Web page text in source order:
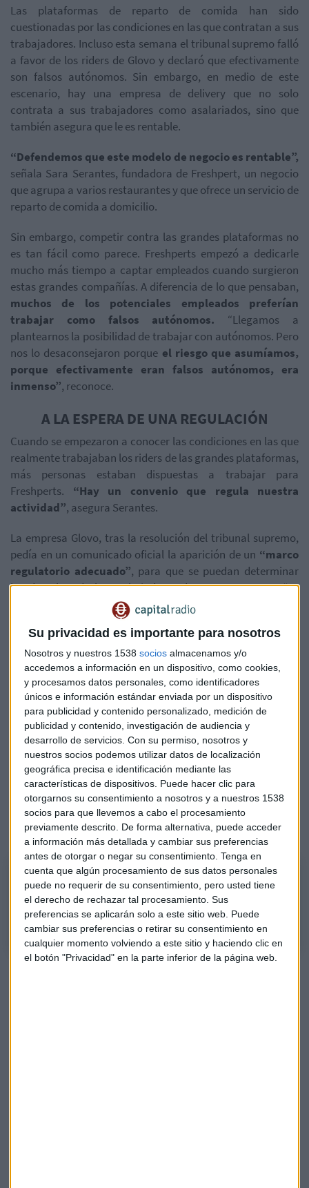
Su privacidad es importante para nosotros
Nosotros y nuestros 1538 socios almacenamos y/o
accedemos a información en un dispositivo, como cookies,
y procesamos datos personales, como identificadores
únicos e información estándar enviada por un dispositivo
para publicidad y contenido personalizado, medición de
publicidad y contenido, investigación de audiencia y
desarrollo de servicios. Con su permiso, nosotros y
nuestros socios podemos utilizar datos de localización
geográfica precisa e identificación mediante las
características de dispositivos. Puede hacer clic para
otorgarnos su consentimiento a nosotros y a nuestros 1538
socios para que llevemos a cabo el procesamiento
previamente descrito. De forma alternativa, puede acceder
a información más detallada y cambiar sus preferencias
antes de otorgar o negar su consentimiento. Tenga en
cuenta que algún procesamiento de sus datos personales
puede no requerir de su consentimiento, pero usted tiene
el derecho de rechazar tal procesamiento. Sus
preferencias se aplicarán solo a este sitio web. Puede
cambiar sus preferencias o retirar su consentimiento en
cualquier momento volviendo a este sitio y haciendo clic en
el botón "Privacidad" en la parte inferior de la página web.
Las plataformas de reparto de comida han sido
cuestionadas por las condiciones en las que contratan a sus
trabajadores. Incluso esta semana el tribunal supremo falló
a favor de los riders de Glovo y declaró que efectivamente
son falsos autónomos. Sin embargo, en medio de este
escenario, hay una empresa de delivery que no solo
contrata a sus trabajadores como asalariados, sino que
también asegura que le es rentable.
“Defendemos que este modelo de negocio es rentable”,
señala Sara Serantes, fundadora de Freshpert, un negocio
que agrupa a varios restaurantes y que ofrece un servicio de
reparto de comida a domicilio.
Sin embargo, competir contra las grandes plataformas no
es tan fácil como parece. Freshperts empezó a dedicarle
mucho más tiempo a captar empleados cuando surgieron
estas grandes compañías. A diferencia de lo que pensaban,
muchos de los potenciales empleados preferían
trabajar como falsos autónomos. “Llegamos a
plantearnos la posibilidad de trabajar con autónomos. Pero
nos lo desaconsejaron porque el riesgo que asumíamos,
porque efectivamente eran falsos autónomos, era
inmenso”, reconoce.
A LA ESPERA DE UNA REGULACIÓN
Cuando se empezaron a conocer las condiciones en las que
realmente trabajaban los riders de las grandes plataformas,
más personas estaban dispuestas a trabajar para
Freshperts. “Hay un convenio que regula nuestra
actividad”, asegura Serantes.
La empresa Glovo, tras la resolución del tribunal supremo,
pedía en un comunicado oficial la aparición de un “marco
regulatorio adecuado”, para que se puedan determinar
los derechos de los trabajadores de estas empresas. “Es
imprescindible que se regule esta situación”. afirmó Sara.
Freshperts cuenta con una flota de 17 motos de la propia
empresa, consta de sus propios uniformes, mochila para
entregas, e incluso un equipamiento para protegerse en los
días de lluvia. El año pasado la empresa de Sara Serantes
alcanzó los 4 millones de euros de facturación.Para este
año prevé llegar a los 4,8 millones de euros.
De cara al futuro más próximo, teniendo en cuenta la
situación de pandemia,Sara califica las previsiones
como “espectaculares”. Además, la imposición de
medidas de seguridad que evita la expansión del virus,
limita la movilidad de los ciudadanos, por lo que favorece el
crecimiento de las empresas de delivery.
Así es la empresa que contrata a sus 'riders' y asegura que es
rentable
Entrevista a Sara Serantes, fundadora de Freshperts.